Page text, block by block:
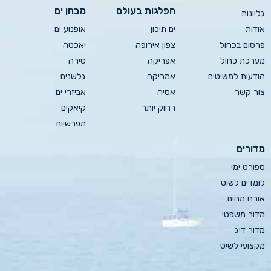
גליונות
אודות
פרסום בכחול
מערכת כחול
הודעות למשיטים
צור קשר
הפלגות בעולם
ים תיכון
צפון אירופה
אפריקה
אמריקה
אסיה
רחוק יותר
מבחן ים
אופנוע ים
יאכטה
סירה
גלשנים
אביזרי ים
קיאקים
מפרשיות
מדורים
ספורט ימי
לומדים לשוט
אורח מהים
מדור משפטי
מדור דיג
מקצועי לשיט